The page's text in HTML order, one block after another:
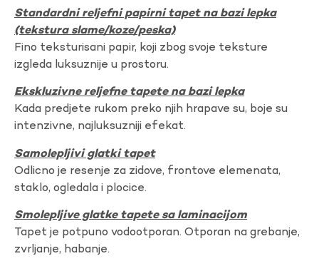
Standardni reljefni papirni tapet na bazi lepka
(tekstura slame/koze/peska)
Fino teksturisani papir, koji zbog svoje teksture
izgleda luksuznije u prostoru.
Ekskluzivne reljefne tapete na bazi lepka
Kada predjete rukom preko njih hrapave su, boje su
intenzivne, najluksuzniji efekat.
Samolepljivi glatki tapet
Odlicno je resenje za zidove, frontove elemenata,
staklo, ogledala i plocice.
Smolepljive glatke tapete sa laminacijom
Tapet je potpuno vodootporan. Otporan na grebanje,
zvrljanje, habanje.